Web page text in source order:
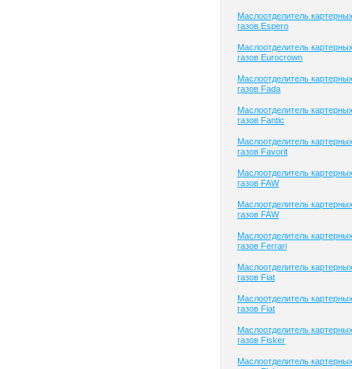
Маслоотделитель
газов Espero
Маслоотделитель
газов Eurocrown
Маслоотделитель
газов Fada
Маслоотделитель
газов Fantic
Маслоотделитель
газов Favorit
Маслоотделитель
газов FAW
Маслоотделитель
газов FAW
Маслоотделитель
газов Ferrari
Маслоотделитель
газов Fiat
Маслоотделитель
газов Fiat
Маслоотделитель
газов Fisker
Маслоотделитель